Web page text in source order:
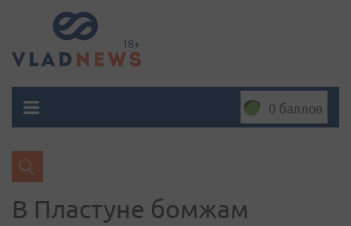
0 баллов
В Пластуне бомжам